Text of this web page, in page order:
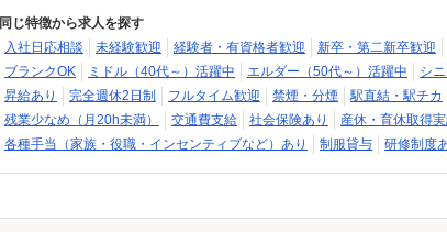
同じ特徴から求人を探す
入社日応相談
未経験歓迎 経験者・有資格者歓迎 新卒・第二新卒歓迎
ブランクOK
ミドル（40代～）活躍中 エルダー（50代～）活躍中 シ
昇給あり
完全週休2日制 フルタイム歓迎 禁煙・分煙 駅直結・駅チカ
残業少なめ（月20h未満）
交通費支給 社会保険あり 産休・育休取得実
各種手当（家族・役職・インセンティブなど）あり
制服貸与 研修制度